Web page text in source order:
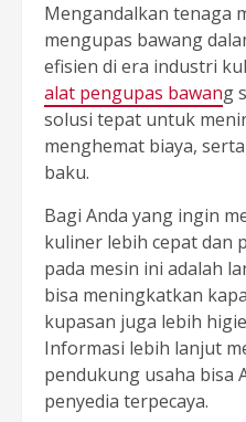
Mengandalkan tenaga
mengupas bawang
efisien di era industri
alat pengupas bawang
solusi tepat untuk
menghemat biaya,
baku.
Bagi Anda yang ingin
kuliner lebih cepat dan
pada mesin ini adalah
bisa meningkatkan
kupasan juga lebih
Informasi lebih lanjut
pendukung usaha bisa
penyedia terpecaya.